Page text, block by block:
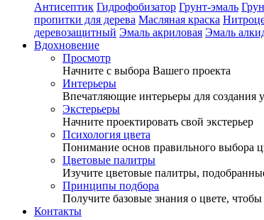
Антисептик Гидрофобизатор Грунт-эмаль
пропитки для дерева Масляная краска
деревозащитный Эмаль акриловая Эмаль
Вдохновение
Просмотр
Начните с выбора Вашего проекта
Интерьеры
Впечатляющие интерьеры для создания
Экстерьеры
Начните проектировать свой экстерьер
Психология цвета
Понимание основ правильного выбора
Цветовые палитры
Изучите цветовые палитры,
Принципы подбора
Получите базовые знания о цвете, чтобы
Контакты